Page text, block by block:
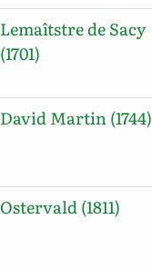
Lemaîtstre de Sacy
(1701)
David Martin (1744)
Ostervald (1811)